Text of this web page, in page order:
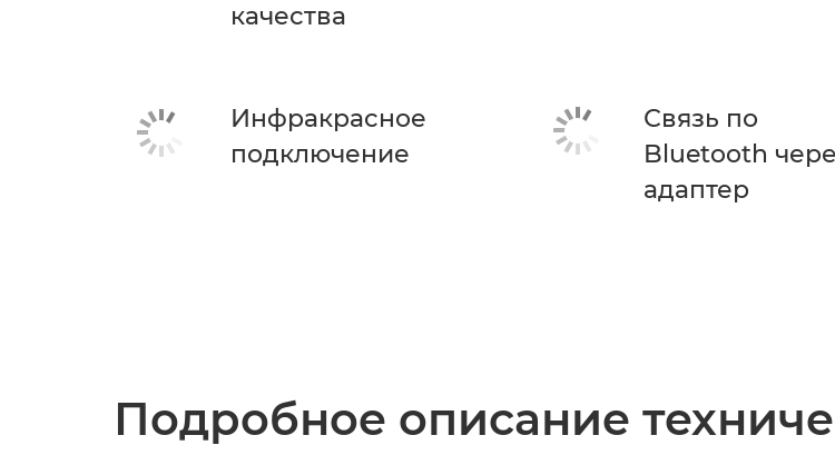
качества
Инфракрасное
подключение
Связь по
Bluetooth
адаптер
Подробное описание